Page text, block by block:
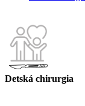
Detská chirurgia